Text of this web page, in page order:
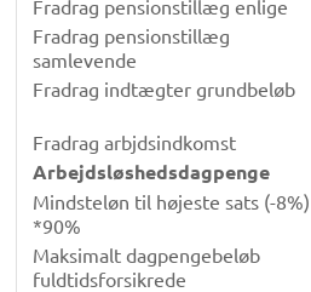
Fradrag pensionstillæg enlige
Fradrag pensionstillæg
samlevende
Fradrag indtægter grundbeløb
Fradrag arbjdsindkomst
Arbejdsløshedsdagpenge
Mindsteløn til højeste sats (-8%)
*90%
Maksimalt dagpengebeløb
fuldtidsforsikrede